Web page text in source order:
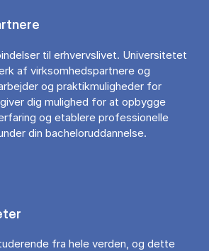
til erhvervslivet. Universitetet
af virksomhedspartnere og
og praktikmuligheder for
dig mulighed for at opbygge
og etablere professionelle
din bacheloruddannelse.
fra hele verden, og dette